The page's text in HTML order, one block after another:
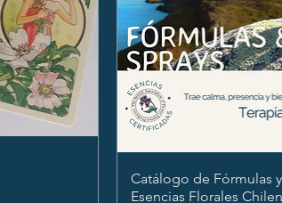
Catálogo de Fórmulas
Esencias Florales